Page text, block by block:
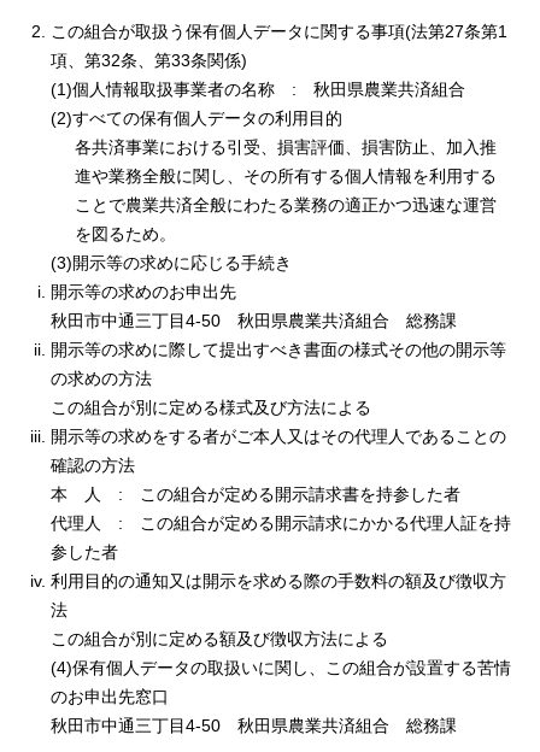
この組合が取扱う保有個人データに関する事項(法第27条第1
項、第32条、第33条関係)
(1)個人情報取扱事業者の名称 : 秋田県農業共済組合
(2)すべての保有個人データの利用目的
各共済事業における引受、損害評価、損害防止、加入推
進や業務全般に関し、その所有する個人情報を利用する
ことで農業共済全般にわたる業務の適正かつ迅速な運営
を図るため。
(3)開示等の求めに応じる手続き
開示等の求めのお申出先
秋田市中通三丁目4-50 秋田県農業共済組合 総務課
開示等の求めに際して提出すべき書面の様式その他の開示等
の求めの方法
この組合が別に定める様式及び方法による
開示等の求めをする者がご本人又はその代理人であることの
確認の方法
本 人 : この組合が定める開示請求書を持参した者
代理人 : この組合が定める開示請求にかかる代理人証を持
参した者
利用目的の通知又は開示を求める際の手数料の額及び徴収方
法
この組合が別に定める額及び徴収方法による
(4)保有個人データの取扱いに関し、この組合が設置する苦情
のお申出先窓口
秋田市中通三丁目4-50 秋田県農業共済組合 総務課